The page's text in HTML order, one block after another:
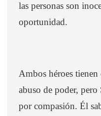
las personas son
oportunidad.
Ambos héroes
abuso de poder,
por compasión. Él